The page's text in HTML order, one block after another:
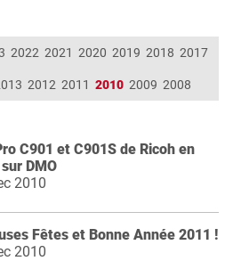
2022 2021 2020 2019 2018 2017
2012 2011 2010 2009 2008
C901 et C901S de Ricoh en
DMO
2010
Fêtes et Bonne Année 2011 !
2010